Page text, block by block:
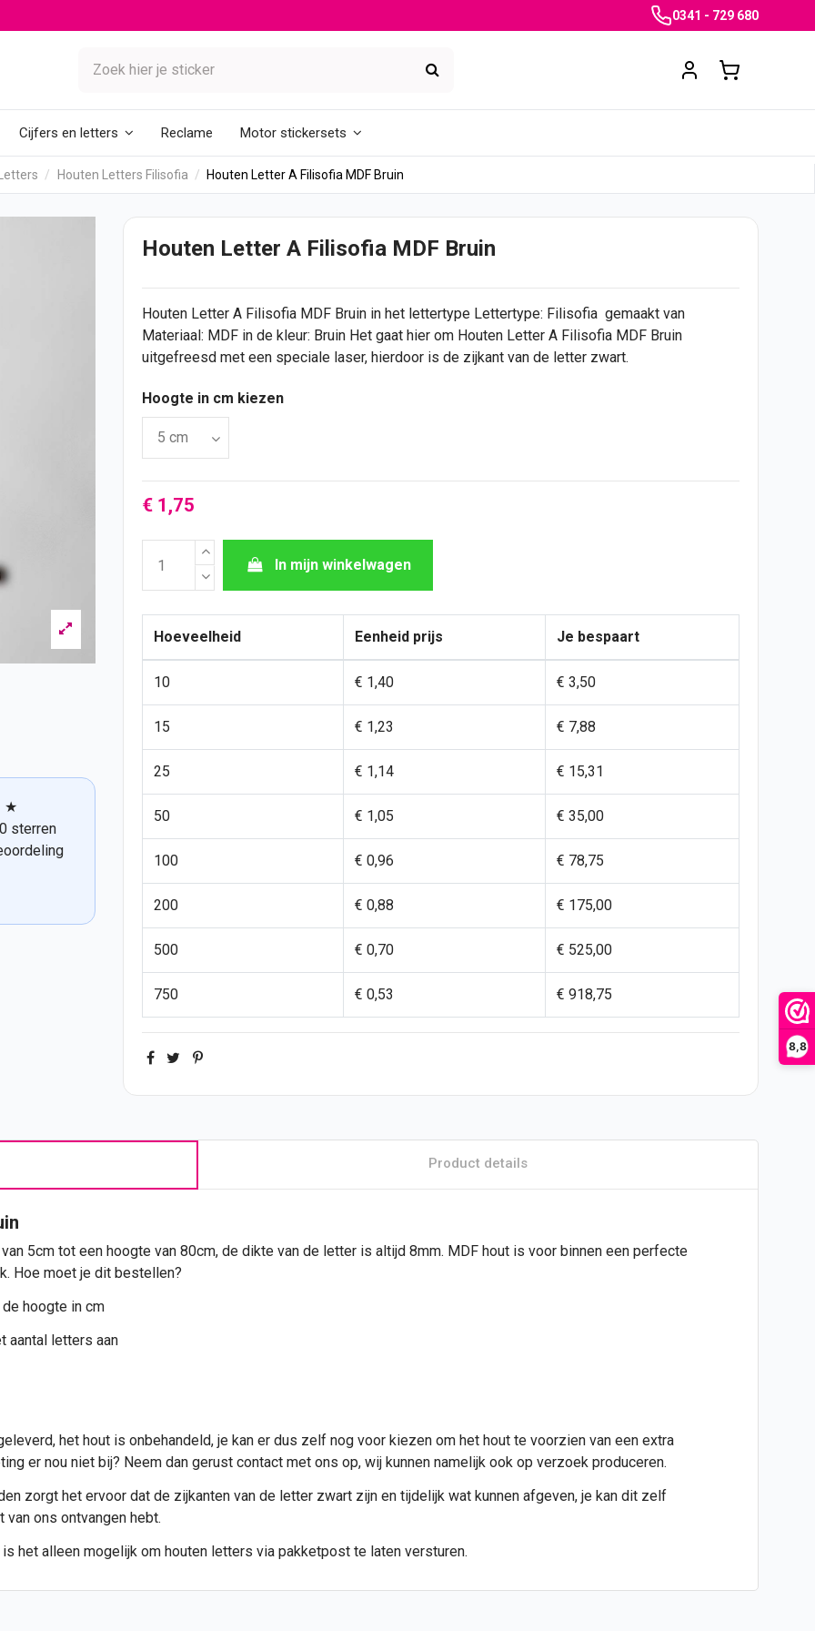
8,8
0341 - 729 680
Cijfers en letters Reclame Motor stickersets
Houten Letters Filisofia Houten Letter A Filisofia MDF Bruin
★
sterren
Houten Letter A Filisofia MDF Bruin
Houten LetterA Filisofia MDF Bruin in het lettertype Lettertype: Filisofia gemaakt van
Materiaal: MDF in de kleur: Bruin Het gaat hier om Houten Letter A Filisofia MDF Bruin
uitgefreesd met een speciale laser, hierdoor is de zijkant van de letter zwart.
Hoogte in cm kiezen
€ 1,75
In mijn winkelwagen
Hoeveelheid Eenheid prijs Je bespaart
10 € 1,40 € 3,50
15 € 1,23 € 7,88
25 € 1,14 € 15,31
50 € 1,05 € 35,00
100 € 0,96 € 78,75
200 € 0,88 € 175,00
500 € 0,70 € 525,00
750 € 0,53 € 918,75
Product details
5cm tot een hoogte van 80cm, de dikte van de letter is altijd 8mm. MDF hout is voor binnen een perfecte
Hoe moet je dit bestellen?
hoogte in cm
aantal letters aan
het hout is onbehandeld, je kan er dus zelf nog voor kiezen om het hout te voorzien van een extra
er nou niet bij? Neem dan gerust contact met ons op, wij kunnen namelijk ook op verzoek produceren.
zorgt het ervoor dat de zijkanten van de letter zwart zijn en tijdelijk wat kunnen afgeven, je kan dit zelf
ons ontvangen hebt.
het alleen mogelijk om houten letters via pakketpost te laten versturen.